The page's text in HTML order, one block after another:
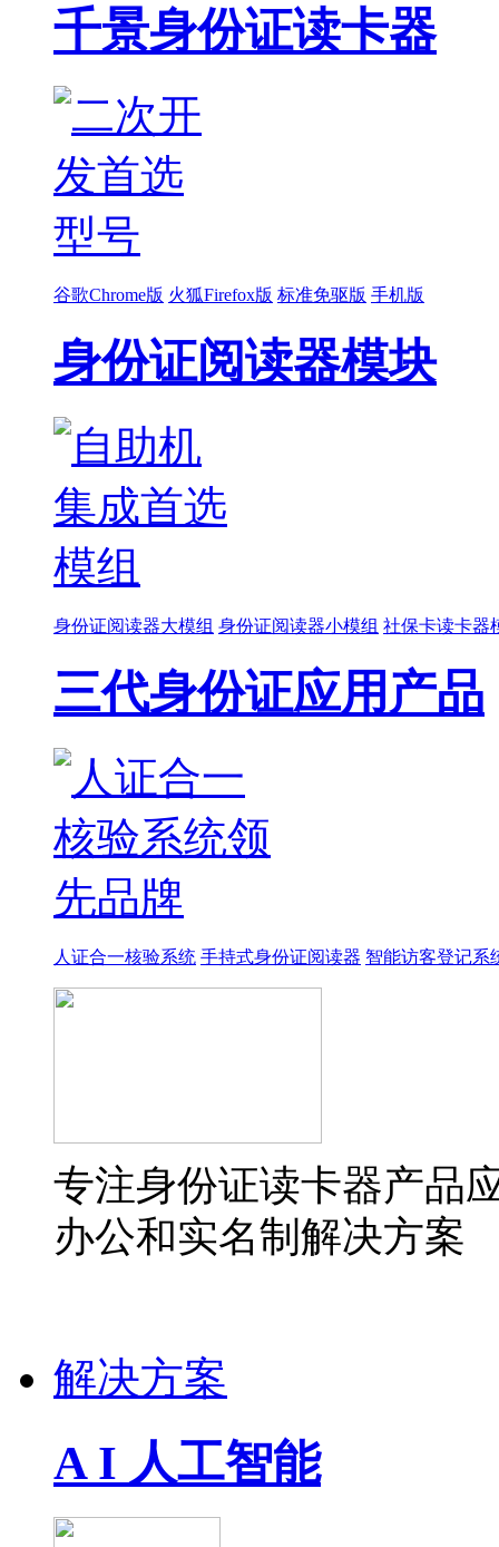
千景身份证读卡器
谷歌Chrome版 火狐Firefox版 标准免驱版 手机版
身份证阅读器模块
身份证阅读器大模组 身份证阅读器小模组 社保卡读卡器
三代身份证应用产品
人证合一核验系统 手持式身份证阅读器 智能访客登记系
专注身份证读卡器产品
办公和实名制解决方案
解决方案
A I 人工智能